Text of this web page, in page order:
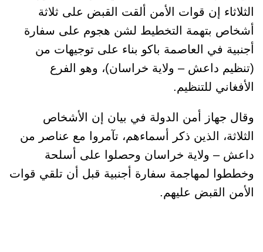
الثلاثاء إن قوات الأمن ألقت القبض على ثلاثة
أشخاص بتهمة التخطيط لشن هجوم على سفارة
أجنبية في العاصمة باكو بناء على توجيهات من
(تنظيم داعش – ولاية خراسان)، وهو الفرع
الأفغاني للتنظيم.
وقال جهاز أمن الدولة في بيان إن الأشخاص
الثلاثة، الذين ذكر أسماءهم، تآمروا مع عناصر من
داعش – ولاية خراسان وحصلوا على أسلحة
وخططوا لمهاجمة سفارة أجنبية قبل أن تلقي قوات
الأمن القبض عليهم.